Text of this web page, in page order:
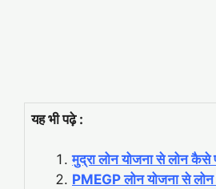
यह भी पढ़े :
मुद्रा लोन योजना से लोन कैसे
PMEGP लोन योजना से